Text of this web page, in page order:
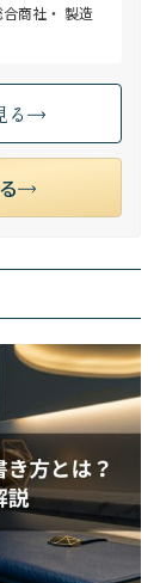
合商社 ・ 製造